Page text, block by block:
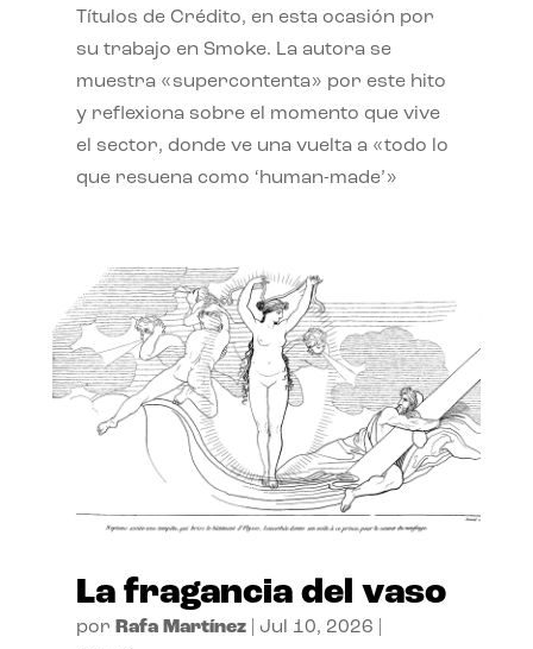
Títulos de Crédito, en esta ocasión por
su trabajo en Smoke. La autora se
muestra «supercontenta» por este hito
y reflexiona sobre el momento que vive
el sector, donde ve una vuelta a «todo lo
que resuena como ‘human-made’»
La fragancia del vaso
por Rafa Martínez| Jul 10, 2026